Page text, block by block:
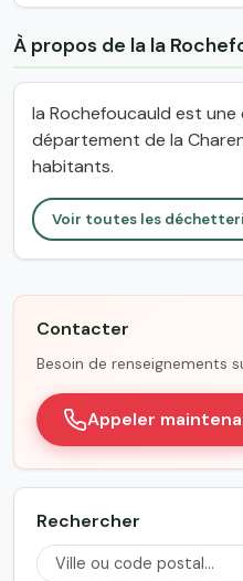
À propos de la la
la Rochefoucauld est
département de la
habitants.
Voir toutes les
Contacter
Besoin de renseignements
Appeler
Rechercher